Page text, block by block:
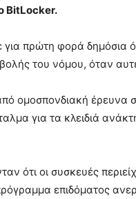
BitLocker.
πρώτη φορά δημόσια
του νόμου, όταν
ομοσπονδιακή έρευνα
για τα κλειδιά
ότι οι συσκευές
επιδόματος